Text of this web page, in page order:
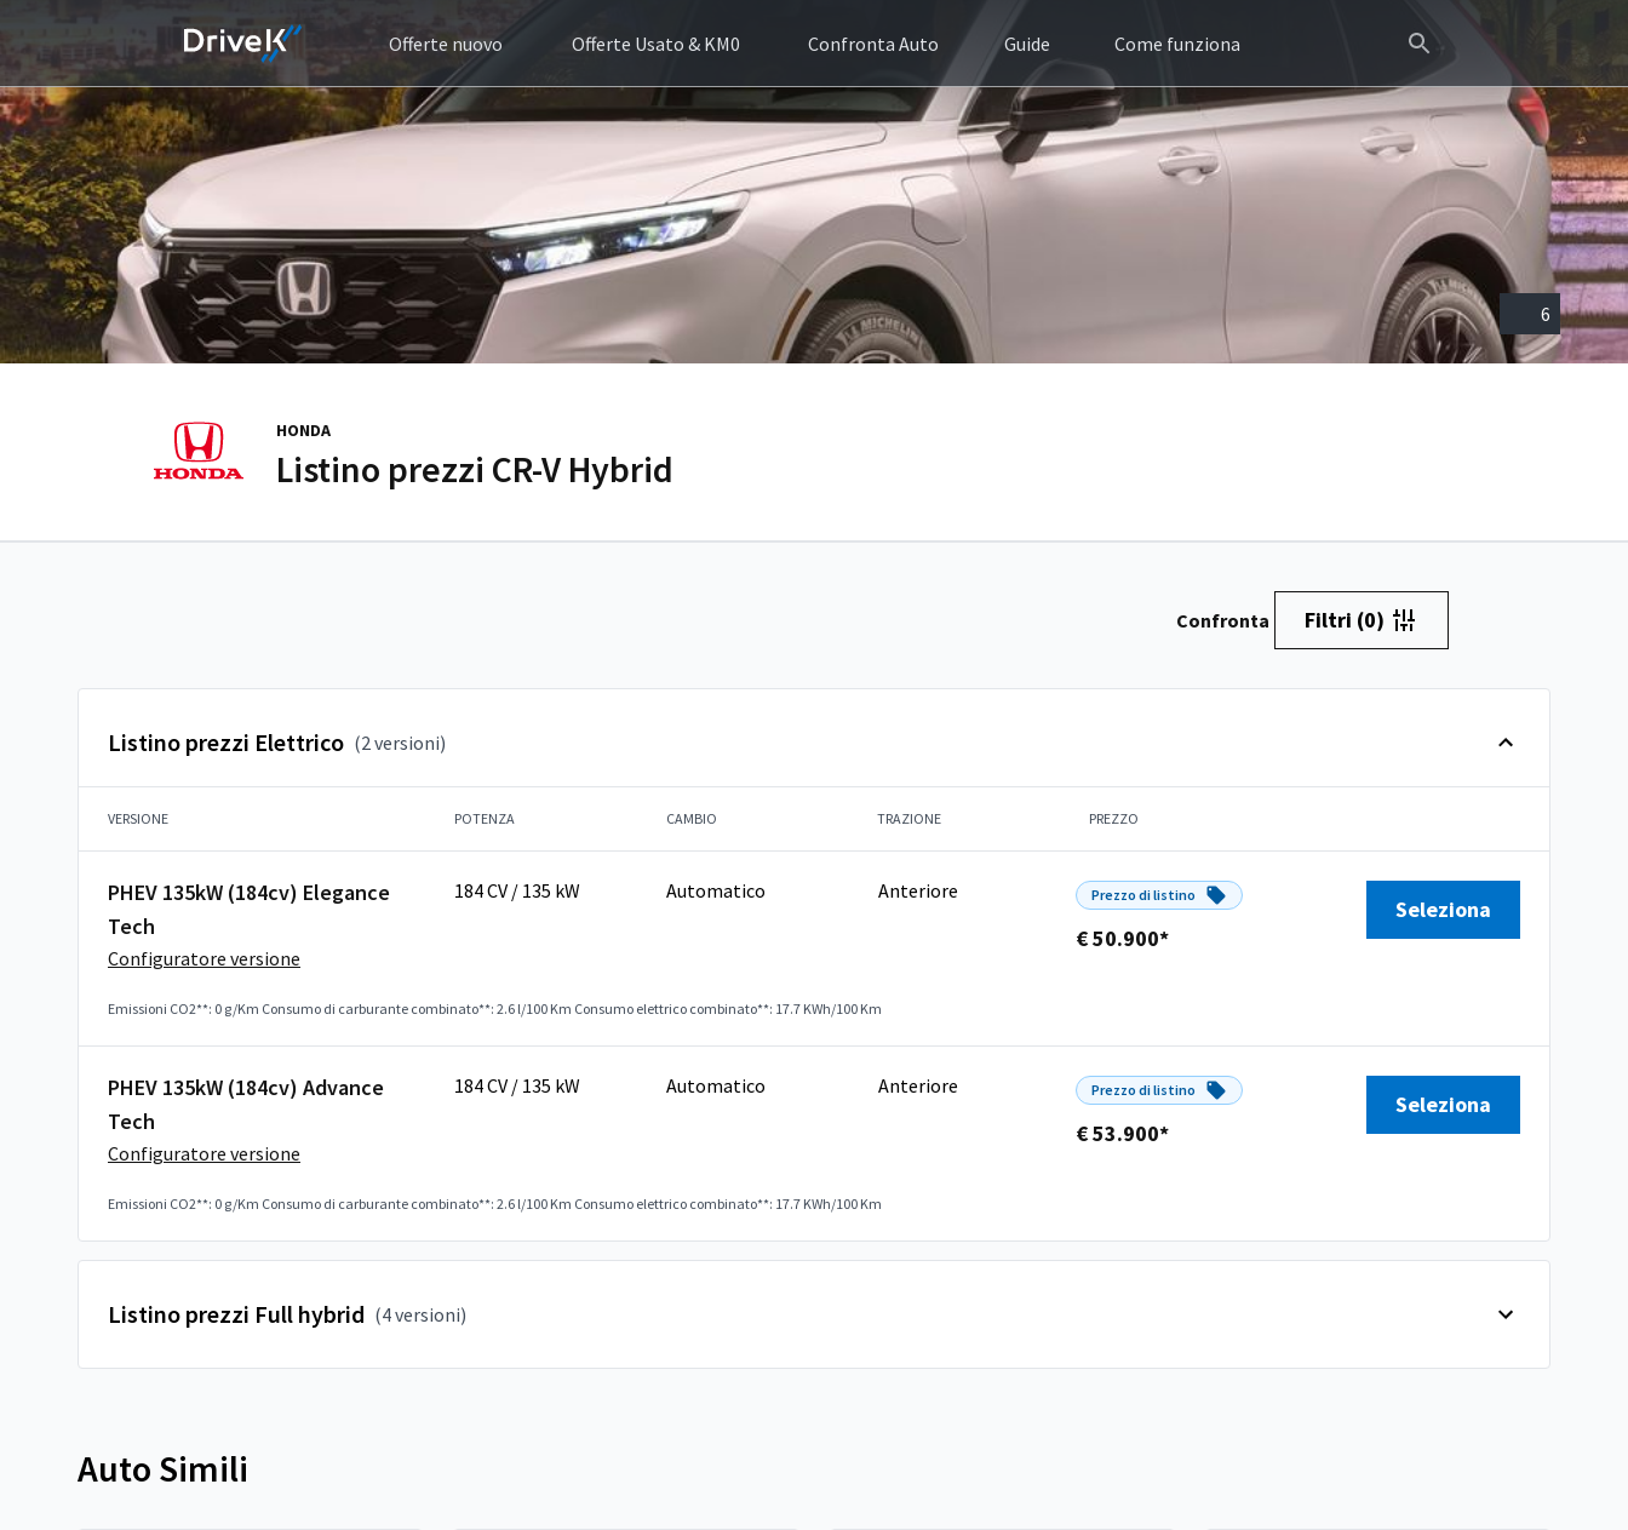
Offerte nuovo Offerte Usato & KM0 Confronta Auto Guide Come funziona
6
HONDA
Listino prezzi CR-V Hybrid
Confronta Filtri (0)
Listino prezzi Elettrico (2 versioni)
VERSIONE POTENZA CAMBIO TRAZIONE PREZZO
PHEV 135kW (184cv) Elegance
Tech
Configuratore versione
184 CV / 135 kW Automatico Anteriore Prezzo di listino
€ 50.900*
Seleziona
Emissioni CO2**: 0 g/Km Consumo di carburante combinato**: 2.6 l/100 Km Consumo elettrico combinato**: 17.7 KWh/100 Km
PHEV 135kW (184cv) Advance
Tech
Configuratore versione
184 CV / 135 kW Automatico Anteriore Prezzo di listino
€ 53.900*
Seleziona
Emissioni CO2**: 0 g/Km Consumo di carburante combinato**: 2.6 l/100 Km Consumo elettrico combinato**: 17.7 KWh/100 Km
Listino prezzi Full hybrid (4 versioni)
Auto Simili